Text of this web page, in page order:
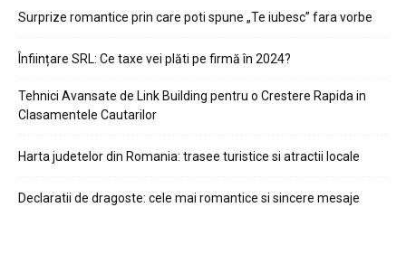
Surprize romantice prin care poti spune „Te iubesc” fara vorbe
Înființare SRL: Ce taxe vei plăti pe firmă în 2024?
Tehnici Avansate de Link Building pentru o Crestere Rapida in
Clasamentele Cautarilor
Harta judetelor din Romania: trasee turistice si atractii locale
Declaratii de dragoste: cele mai romantice si sincere mesaje